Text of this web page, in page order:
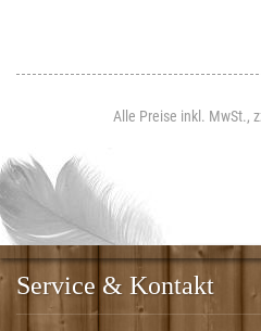
Alle Preise inkl. MwSt.,
Service & Kontakt